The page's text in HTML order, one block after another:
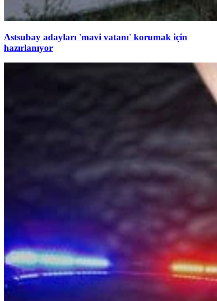
Astsubay adayları 'mavi vatanı' korumak için
hazırlanıyor